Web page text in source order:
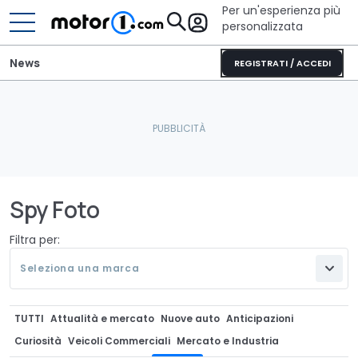
Per un'esperienza più
personalizzata
REGISTRATI / ACCEDI
News
Spy Foto
Filtra per:
Seleziona una marca
TUTTI Attualità e mercato Nuove auto Anticipazioni
Curiosità Veicoli Commerciali Mercato e Industria